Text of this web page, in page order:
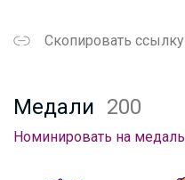
Скопировать ссылку
Медали 200
Номинировать на медаль